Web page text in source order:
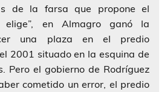
de la farsa que propone el
elige”, en Almagro ganó la
una plaza en el predio
2001 situado en la esquina de
Pero el gobierno de Rodríguez
cometido un error, el predio